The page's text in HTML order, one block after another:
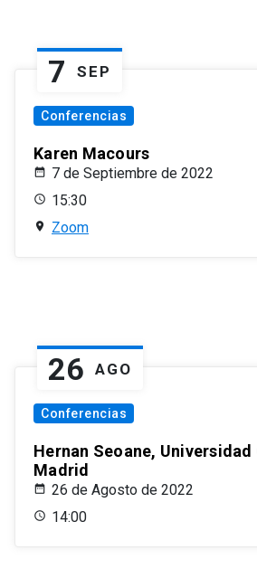
7 SEP
Conferencias
Karen Macours
7 de Septiembre de 2022
15:30
Zoom
26 AGO
Conferencias
Hernan Seoane, Universidad
Madrid
26 de Agosto de 2022
14:00